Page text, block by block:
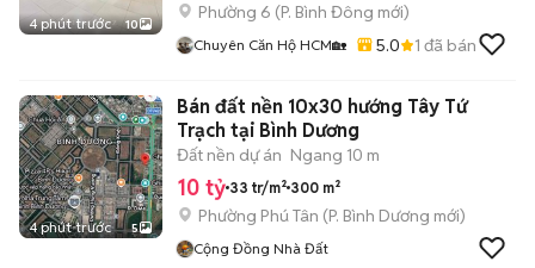
4 phút trước 10
Phường 6 (P. Bình Đông mới)
Chuyên Căn Hộ HCM🏡 5.0 1 đã bán
4 phút trước 5
Bán đất nền 10x30 hướng Tây Tứ
Trạch tại Bình Dương
Đất nền dự án Ngang 10 m
10 tỷ 33 tr/m² 300 m²
Phường Phú Tân (P. Bình Dương mới)
Cộng Đồng Nhà Đất